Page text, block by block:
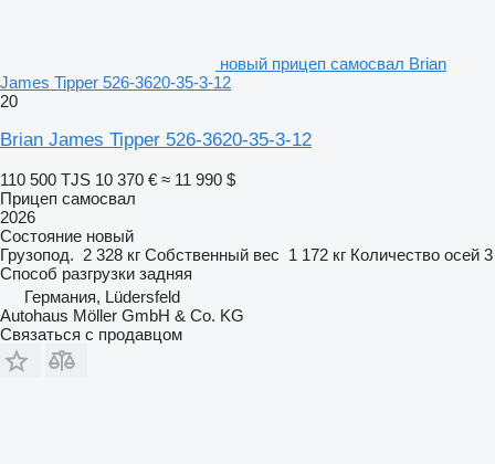
новый прицеп самосвал Brian
James Tipper 526-3620-35-3-12
20
Brian James Tipper 526-3620-35-3-12
110 500 TJS 10 370 € ≈ 11 990 $
Прицеп самосвал
2026
Состояние новый
Грузопод. 2 328 кг Собственный вес 1 172 кг Количество осей 3
Способ разгрузки задняя
Германия, Lüdersfeld
Autohaus Möller GmbH & Co. KG
Связаться с продавцом